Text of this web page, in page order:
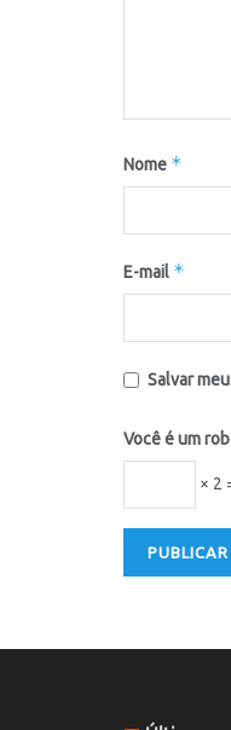
Nome *
E-mail *
Salvar
Você é um
× 2